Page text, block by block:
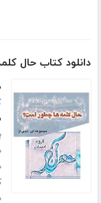
دانلود کتاب حال